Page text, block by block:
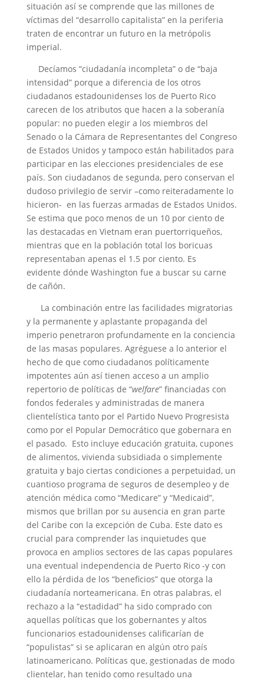
situación así se comprende que las millones de
víctimas del “desarrollo capitalista” en la periferia
traten de encontrar un futuro en la metrópolis
imperial.
Decíamos “ciudadanía incompleta” o de “baja
intensidad” porque a diferencia de los otros
ciudadanos estadounidenses los de Puerto Rico
carecen de los atributos que hacen a la soberanía
popular: no pueden elegir a los miembros del
Senado o la Cámara de Representantes del Congreso
de Estados Unidos y tampoco están habilitados para
participar en las elecciones presidenciales de ese
país. Son ciudadanos de segunda, pero conservan el
dudoso privilegio de servir –como reiteradamente lo
hicieron- en las fuerzas armadas de Estados Unidos.
Se estima que poco menos de un 10 por ciento de
las destacadas en Vietnam eran puertorriqueños,
mientras que en la población total los boricuas
representaban apenas el 1.5 por ciento. Es
evidente dónde Washington fue a buscar su carne
de cañón.
La combinación entre las facilidades migratorias
y la permanente y aplastante propaganda del
imperio penetraron profundamente en la conciencia
de las masas populares. Agréguese a lo anterior el
hecho de que como ciudadanos políticamente
impotentes aún así tienen acceso a un amplio
repertorio de políticas de “welfare” financiadas con
fondos federales y administradas de manera
clientelística tanto por el Partido Nuevo Progresista
como por el Popular Democrático que gobernara en
el pasado. Esto incluye educación gratuita, cupones
de alimentos, vivienda subsidiada o simplemente
gratuita y bajo ciertas condiciones a perpetuidad, un
cuantioso programa de seguros de desempleo y de
atención médica como “Medicare” y “Medicaid”,
mismos que brillan por su ausencia en gran parte
del Caribe con la excepción de Cuba. Este dato es
crucial para comprender las inquietudes que
provoca en amplios sectores de las capas populares
una eventual independencia de Puerto Rico -y con
ello la pérdida de los “beneficios” que otorga la
ciudadanía norteamericana. En otras palabras, el
rechazo a la “estadidad” ha sido comprado con
aquellas políticas que los gobernantes y altos
funcionarios estadounidenses calificarían de
“populistas” si se aplicaran en algún otro país
latinoamericano. Políticas que, gestionadas de modo
clientelar, han tenido como resultado una